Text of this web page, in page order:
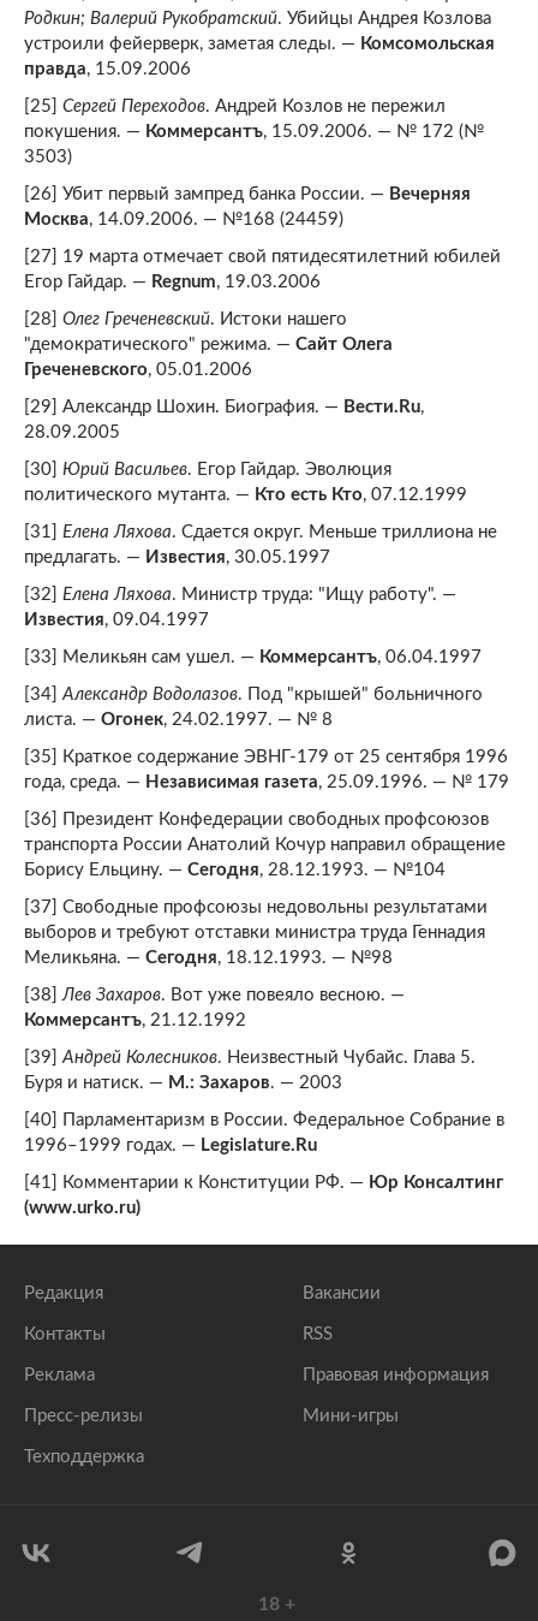
Родкин; Валерий Рукобратский. Убийцы Андрея Козлова
устроили фейерверк, заметая cледы. — Комсомольская
правда, 15.09.2006
[25] Сергей Переходов. Андрей Козлов не пережил
покушения. — Коммерсантъ, 15.09.2006. — № 172 (№
3503)
[26] Убит первый зампред банка России. — Вечерняя
Москва, 14.09.2006. — №168 (24459)
[27] 19 марта отмечает свой пятидесятилетний юбилей
Егор Гайдар. — Regnum, 19.03.2006
[28] Олег Греченевский. Истоки нашего
"демократического" режима. — Сайт Олега
Греченевского, 05.01.2006
[29] Александр Шохин. Биография. — Вести.Ru,
28.09.2005
[30] Юрий Васильев. Егор Гайдар. Эволюция
политического мутанта. — Кто есть Кто, 07.12.1999
[31] Елена Ляхова. Сдается округ. Меньше триллиона не
предлагать. — Известия, 30.05.1997
[32] Елена Ляхова. Министр труда: "Ищу работу". —
Известия, 09.04.1997
[33] Меликьян сам ушел. — Коммерсантъ, 06.04.1997
[34]Александр Водолазов. Под "крышей" больничного
листа. — Огонек, 24.02.1997. — № 8
[35] Краткое содержание ЭВНГ-179 от 25 сентября 1996
года, среда. — Независимая газета, 25.09.1996. — № 179
[36] Президент Конфедерации свободных профсоюзов
транспорта России Анатолий Кочур направил обращение
Борису Ельцину. — Сегодня, 28.12.1993. — №104
[37] Свободные профсоюзы недовольны результатами
выборов и требуют отставки министра труда Геннадия
Меликьяна. — Сегодня, 18.12.1993. — №98
[38]Лев Захаров. Вот уже повеяло весною. —
Коммерсантъ, 21.12.1992
[39]Андрей Колесников. Неизвестный Чубайс. Глава 5.
Буря и натиск. — М.: Захаров. — 2003
[40] Парламентаризм в России. Федеральное Собрание в
1996–1999 годах. — Legislature.Ru
[41] Комментарии к Конституции РФ. — Юр Консалтинг
(www.urko.ru)
Редакция
Контакты
Реклама
Пресс-релизы
Техподдержка
Вакансии
RSS
Правовая информация
Мини-игры
18 +